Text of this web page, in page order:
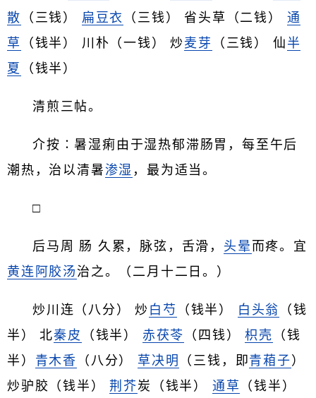
散 （三钱） 扁豆衣 （三钱） 省头草（二钱） 通
草
（钱半） 川朴（一钱） 炒 麦芽 （三钱） 仙 半
夏
（钱半）
清煎三帖。
介按∶暑湿痢由于湿热郁滞肠胃，每至午后
潮热，治以清暑渗湿 ，最为适当。
□
后马周 肠 久累，脉弦，舌滑， 头晕 而疼。宜
黄连阿胶汤 治之。（二月十二日。）
炒川连（八分） 炒 白芍 （钱半） 白头翁
（钱
半） 北秦皮 （钱半） 赤茯苓 （四钱）枳壳 （钱
半） 青木香 （八分） 草决明 （三钱，即青葙子 ）
炒驴胶（钱半）荆芥炭（钱半） 通草 （钱半）